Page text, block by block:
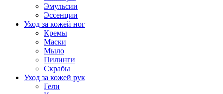
Эмульсии
Эссенции
Уход за кожей ног
Кремы
Маски
Мыло
Пилинги
Скрабы
Уход за кожей рук
Гели